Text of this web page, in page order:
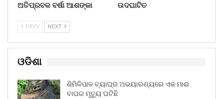
ଅତିପ୍ରବଳ ବର୍ଷା ଆଶଙ୍କା
ଉଦଘାଟିତ
PREV NEXT
ଓଡିଶା
ଶିମିଳିପାଳ ବ୍ୟାଘ୍ର ଅଭୟାରଣ୍ୟରେ ଏକ ମାଈ
ବାଘର ମୃତ୍ୟୁ ଘଟିଛି